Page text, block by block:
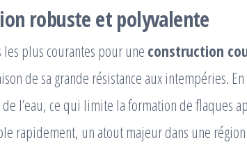
robuste et polyvalente
plus courantes pour une construction
de sa grande résistance aux intempéries.
l’eau, ce qui limite la formation de flaques
rapidement, un atout majeur dans une